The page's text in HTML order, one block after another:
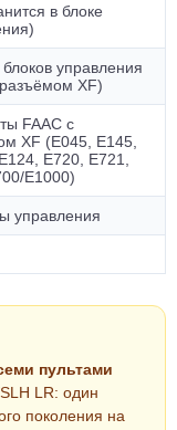
в блоке
управления
XF)
FAAC с
XF (E045, E145,
E720, E721,
E1000)
управления
пультами
LR: один
поколения на